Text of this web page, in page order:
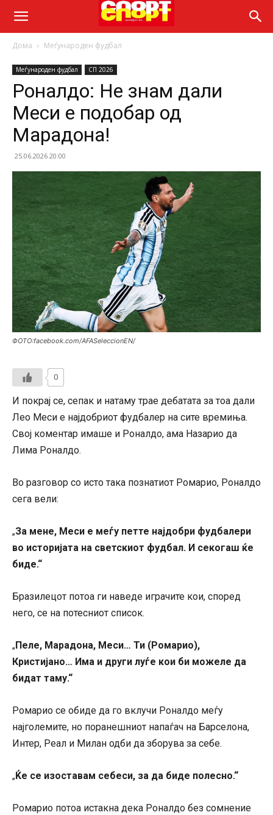
Дома Меѓународен фудбал
Меѓународен фудбал СП 2026
Роналдо: Не знам дали
Меси е подобар од
Марадона!
25.06.2026 20:00
ФОТО:facebook.com/AFASeleccionEN/
0
И покрај се, сепак и натаму трае дебатата за тоа дали
Лео Меси е најдобриот фудбалер на сите времиња.
Свој коментар имаше и Роналдо, ама Назарио да
Лима Роналдо.
Во разговор со исто така познатиот Ромарио, Роналдо
сега вели:
„За мене, Меси е меѓу петте најдобри фудбалери
во историјата на светскиот фудбал. И секогаш ќе
биде.“
Бразилецот потоа ги наведе играчите кои, според
него, се на потесниот список.
„Пеле, Марадона, Меси… Ти (Ромарио),
Кристијано… Има и други луѓе кои би можеле да
бидат таму.“
Ромарио се обиде да го вклучи Роналдо меѓу
најголемите, но поранешниот напаѓач на Барселона,
Интер, Реал и Милан одби да зборува за себе.
„Ќе се изоставам себеси, за да биде полесно.“
Ромарио потоа истакна дека Роналдо без сомнение